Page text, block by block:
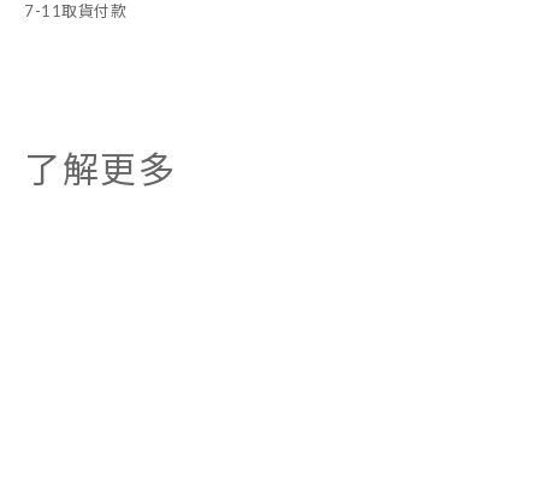
7-11取貨付款
了解更多